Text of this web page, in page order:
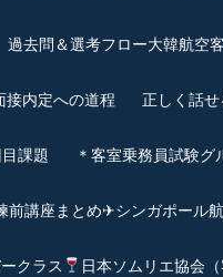
過去問＆選考フロー大韓航空
内定への道程 正しく話
課題 ＊客室乗務員試験
前講座まとめ✈シンガポール
クラス 日本ソムリエ協会